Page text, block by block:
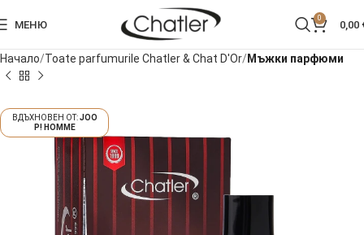
МЕНЮ
0
0,00
Начало Toate parfumurile Chatler & Chat D'Or Мъжки парфюми
JOO
P! HOMME